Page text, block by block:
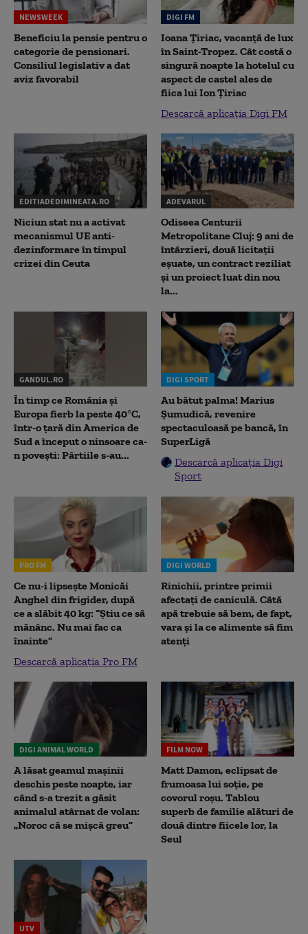
NEWSWEEK
Beneficiu la pensie pentru o
categorie de pensionari.
Consiliul legislativ a dat
aviz favorabil
DIGI FM
Ioana Țiriac, vacanță de lux
în Saint-Tropez. Cât costă o
singură noapte la hotelul cu
aspect de castel ales de
fiica lui Ion Țiriac
Descarcă aplicația Digi FM
EDITIADEDIMINEATA.RO
Niciun stat nu a activat
mecanismul UE anti-
dezinformare în timpul
crizei din Ceuta
ADEVARUL
Odiseea Centurii
Metropolitane Cluj: 9 ani de
întârzieri, două licitații
eșuate, un contract reziliat
și un proiect luat din nou
la...
GANDUL.RO
În timp ce România și
Europa fierb la peste 40°C,
într-o țară din America de
Sud a început o ninsoare ca-
n povești: Pârtiile s-au...
DIGI SPORT
Au bătut palma! Marius
Șumudică, revenire
spectaculoasă pe bancă, în
SuperLigă
Descarcă aplicația Digi
Sport
PRO FM
Ce nu-i lipsește Monicăi
Anghel din frigider, după
ce a slăbit 40 kg: “Știu ce să
mănânc. Nu mai fac ca
înainte”
Descarcă aplicația Pro FM
DIGI WORLD
Rinichii, printre primii
afectați de caniculă. Câtă
apă trebuie să bem, de fapt,
vara și la ce alimente să fim
atenți
DIGI ANIMAL WORLD
A lăsat geamul mașinii
deschis peste noapte, iar
când s-a trezit a găsit
animalul atârnat de volan:
„Noroc că se mișcă greu”
FILM NOW
Matt Damon, eclipsat de
frumoasa lui soție, pe
covorul roșu. Tablou
superb de familie alături de
două dintre fiicele lor, la
Seul
UTV